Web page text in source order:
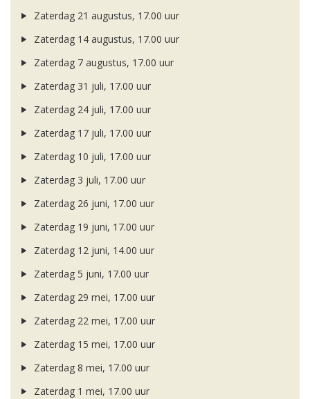
Zaterdag 21 augustus, 17.00 uur
Zaterdag 14 augustus, 17.00 uur
Zaterdag 7 augustus, 17.00 uur
Zaterdag 31 juli, 17.00 uur
Zaterdag 24 juli, 17.00 uur
Zaterdag 17 juli, 17.00 uur
Zaterdag 10 juli, 17.00 uur
Zaterdag 3 juli, 17.00 uur
Zaterdag 26 juni, 17.00 uur
Zaterdag 19 juni, 17.00 uur
Zaterdag 12 juni, 14.00 uur
Zaterdag 5 juni, 17.00 uur
Zaterdag 29 mei, 17.00 uur
Zaterdag 22 mei, 17.00 uur
Zaterdag 15 mei, 17.00 uur
Zaterdag 8 mei, 17.00 uur
Zaterdag 1 mei, 17.00 uur